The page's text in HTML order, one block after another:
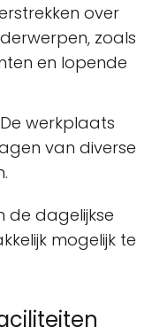
over
zoals
en lopende
De werkplaats
van diverse
de dagelijkse
mogelijk te